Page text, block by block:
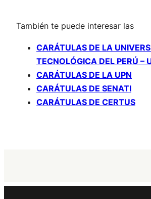
También te puede interesar las
CARÁTULAS DE LA
TECNOLÓGICA DEL PERÚ –
CARÁTULAS DE LA UPN
CARÁTULAS DE SENATI
CARÁTULAS DE CERTUS